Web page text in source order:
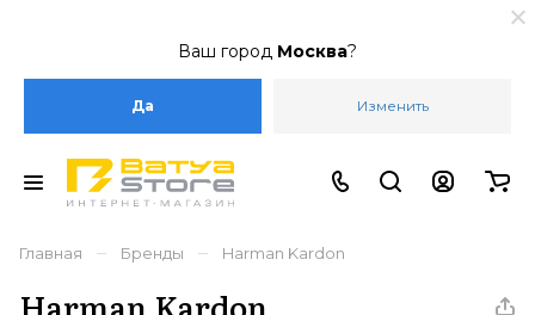
Ваш город Москва?
Да Изменить
Главная – Бренды – Harman Kardon